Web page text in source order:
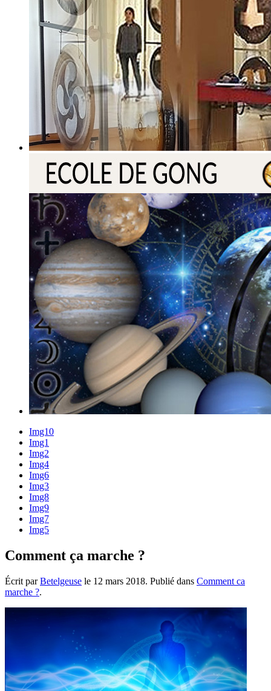
Img10
Img1
Img2
Img4
Img6
Img3
Img8
Img9
Img7
Img5
Comment ça marche ?
Écrit parBetelgeuse le 12 mars 2018. Publié dans Comment ca
marche ?.